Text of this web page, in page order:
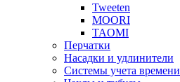
Tweeten
MOORI
TAOMI
Перчатки
Насадки и удлинители
Системы учета времени